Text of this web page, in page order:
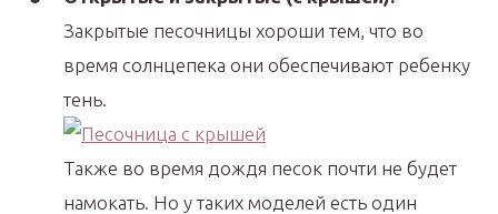
Закрытые песочницы хороши тем, что во
время солнцепека они обеспечивают ребенку
тень.
Также во время дождя песок почти не будет
намокать. Но у таких моделей есть один